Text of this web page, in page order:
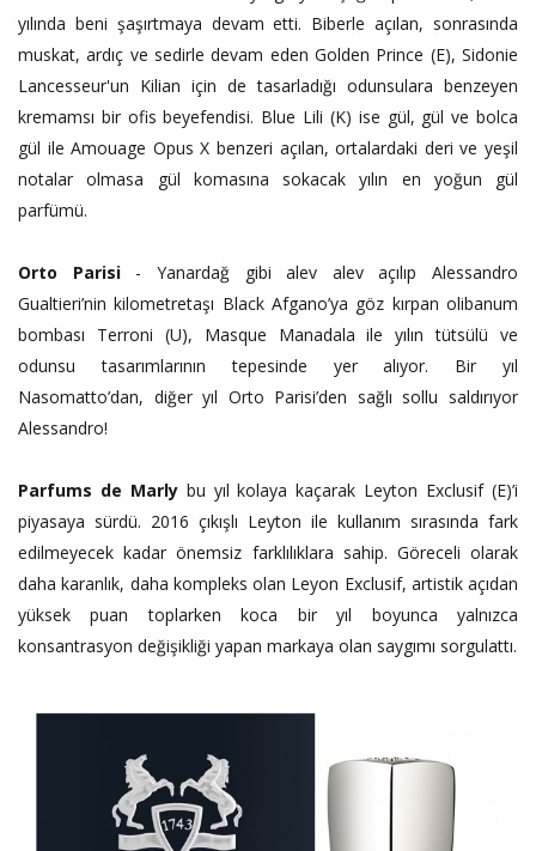
yılında beni şaşırtmaya devam etti. Biberle açılan, sonrasında
muskat, ardıç ve sedirle devam eden Golden Prince (E), Sidonie
Lancesseur'un Kilian için de tasarladığı odunsulara benzeyen
kremamsı bir ofis beyefendisi. Blue Lili (K) ise gül, gül ve bolca
gül ile Amouage Opus X benzeri açılan, ortalardaki deri ve yeşil
notalar olmasa gül komasına sokacak yılın en yoğun gül
parfümü.
Orto Parisi - Yanardağ gibi alev alev açılıp Alessandro
Gualtieri’nin kilometretaşı Black Afgano’ya göz kırpan olibanum
bombası Terroni (U), Masque Manadalaile yılın tütsülü ve
odunsu tasarımlarının tepesinde yer alıyor. Bir yıl
Nasomatto’dan, diğer yıl Orto Parisi’den sağlı sollu saldırıyor
Alessandro!
Parfums de Marlybu yıl kolaya kaçarak Leyton Exclusif (E)’i
piyasaya sürdü. 2016 çıkışlı Leyton ile kullanım sırasında fark
edilmeyecek kadar önemsiz farklılıklara sahip. Göreceli olarak
daha karanlık, daha kompleks olan Leyon Exclusif, artistik açıdan
yüksek puan toplarken koca bir yıl boyunca yalnızca
konsantrasyon değişikliği yapan markaya olan saygımı sorgulattı.